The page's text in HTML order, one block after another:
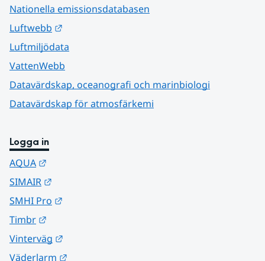
Nationella emissionsdatabasen
Luftwebb
Luftmiljödata
VattenWebb
Datavärdskap, oceanografi och marinbiologi
Datavärdskap för atmosfärkemi
Logga in
AQUA
SIMAIR
SMHI Pro
Timbr
Vinterväg
Väderlarm